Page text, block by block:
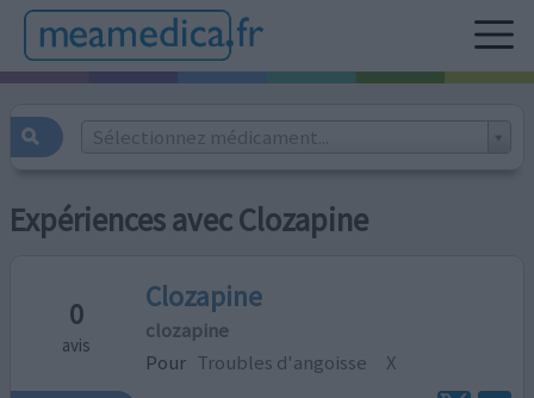
Sélectionnez médicament...
Expériences avec Clozapine
0
avis
Clozapine
clozapine
Pour Troubles d'angoisse X